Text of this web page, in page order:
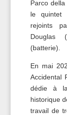
Parco
le quintet
rejoints
Douglas
(batterie).
En mai
Accidental
dédie à
historique
travail de